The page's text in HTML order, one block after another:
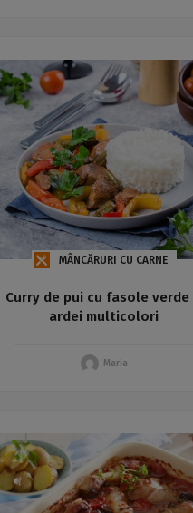
MÂNCĂRURI CU CARNE
Curry de pui cu fasole verde
ardei multicolori
Maria